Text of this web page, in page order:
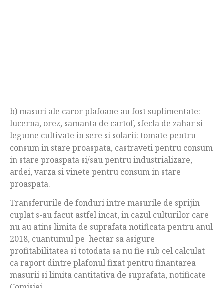
b) masuri ale caror plafoane au fost suplimentate:
lucerna, orez, samanta de cartof, sfecla de zahar si
legume cultivate in sere si solarii: tomate pentru
consum in stare proaspata, castraveti pentru consum
in stare proaspata si/sau pentru industrializare,
ardei, varza si vinete pentru consum in stare
proaspata.
Transferurile de fonduri intre masurile de sprijin
cuplat s-au facut astfel incat, in cazul culturilor care
nu au atins limita de suprafata notificata pentru anul
2018, cuantumul pe hectar sa asigure
profitabilitatea si totodata sa nu fie sub cel calculat
ca raport dintre plafonul fixat pentru finantarea
masurii si limita cantitativa de suprafata, notificate